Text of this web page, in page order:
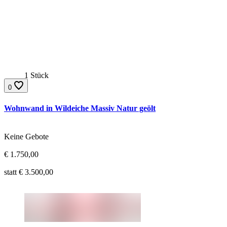
Wohnwand in Wildeiche Massiv Natur geölt
1 Stück
0
Gebote:
Keine Gebote
Aktueller Preis:
€ 1.750,00
Ursprünglicher Preis:
statt € 3.500,00